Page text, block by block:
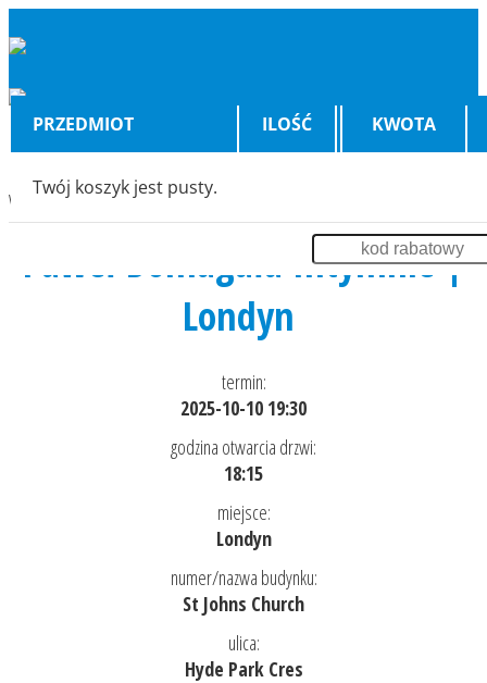
PRZEDMIOT ILOŚĆ KWOTA
Twój koszyk jest pusty.
Wyświetlenia:5240
Paweł Domagała Intymnie |
Londyn
termin:
2025-10-10 19:30
godzina otwarcia drzwi:
18:15
miejsce:
Londyn
numer/nazwa budynku:
St Johns Church
ulica:
Hyde Park Cres